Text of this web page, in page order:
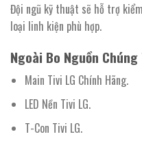
Đội ngũ kỹ thuật sẽ hỗ trợ
loại linh kiện phù hợp.
Ngoài Bo Nguồn
Main Tivi LG Chính Hãng.
LED Nền Tivi LG.
T-Con Tivi LG.